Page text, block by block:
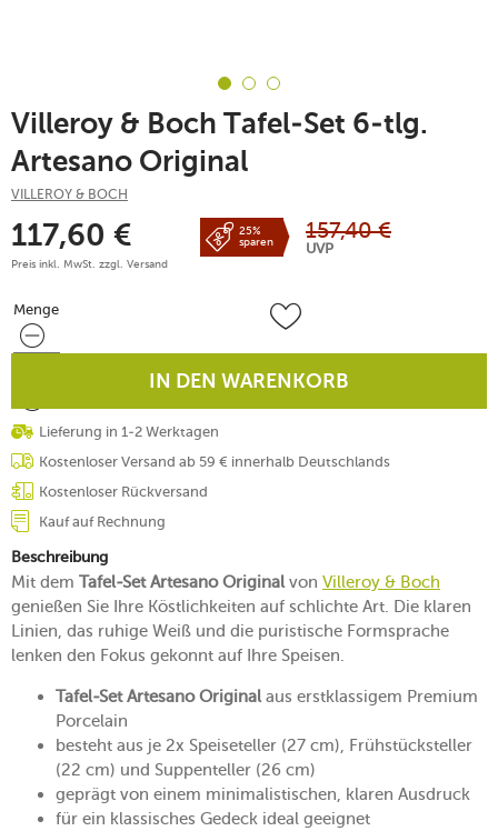
Villeroy & Boch Tafel-Set 6-tlg.
Artesano Original
VILLEROY & BOCH
117,60 €
Preis inkl. MwSt. zzgl. Versand
25%
sparen
157,40 €
UVP
Menge
Menge
IN DEN WARENKORB
Lieferung in 1-2 Werktagen
Kostenloser Versand ab 59 € innerhalb Deutschlands
Kostenloser Rückversand
Kauf auf Rechnung
Beschreibung
Mit dem Tafel-Set Artesano Originalvon Villeroy & Boch
genießen Sie Ihre Köstlichkeiten auf schlichte Art. Die klaren
Linien, das ruhige Weiß und die puristische Formsprache
lenken den Fokus gekonnt auf Ihre Speisen.
Tafel-Set Artesano Originalaus erstklassigem Premium
Porcelain
besteht aus je 2x Speiseteller (27 cm), Frühstücksteller
(22 cm) und Suppenteller (26 cm)
geprägt von einem minimalistischen, klaren Ausdruck
für ein klassisches Gedeck ideal geeignet